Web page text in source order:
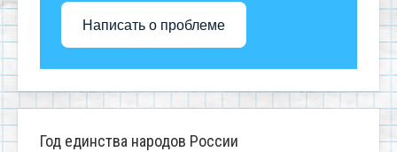
Написать о проблеме
Год единства народов России